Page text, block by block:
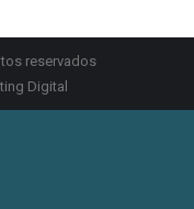
reservados
Digital